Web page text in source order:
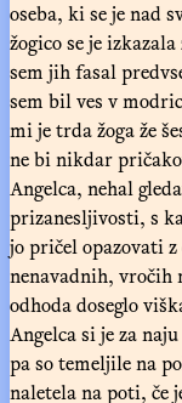
oseba, ki se je nad
žogico se je
sem jih fasal
sem bil ves v
mi je trda žoga že
ne bi nikdar
Angelca, nehal
prizanesljivosti, s
jo pričel opazovati
nenavadnih, vročih
odhoda doseglo
Angelca si je za
pa so temeljile na
naletela na poti, če